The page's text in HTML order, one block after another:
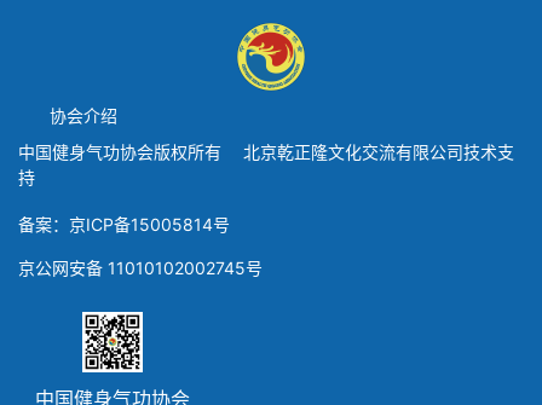
协会介绍
中国健身气功协会版权所有 北京乾正隆文化交流有限公司技术支
持
备案：京ICP备15005814号
京公网安备 11010102002745号
中国健身气功协会